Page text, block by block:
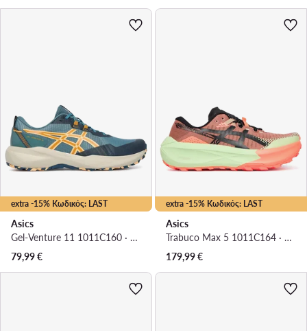
extra -15% Κωδικός: LAST
Asics
Gel-Venture 11 1011C160 · Παπούτσια για Τρέξιμο
79,99€
extra -15% Κωδικός: LAST
Asics
Trabuco Max 5 1011C164 · Παπούτσια για Τρέξιμο
179,99€